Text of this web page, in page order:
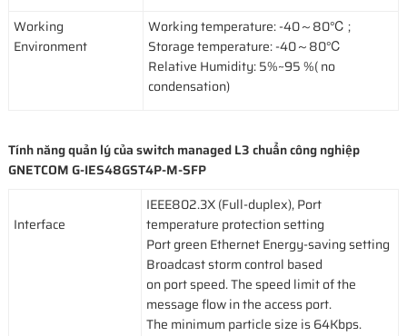
Working
Environment
Working temperature: -40～80℃ ;
Storage temperature: -40～80℃
Relative Humidity: 5%~95 %( no
condensation)
Tính năng quản lý của switch managed L3 chuẩn công nghiệp
GNETCOM G-IES48GST4P-M-SFP
Interface
IEEE802.3X (Full-duplex), Port
temperature protection setting
Port green Ethernet Energy-saving setting
Broadcast storm control based
on port speed. The speed limit of the
message flow in the access port.
The minimum particle size is 64Kbps.